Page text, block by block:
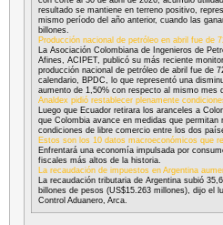
resultado se mantiene en terreno positivo,
mismo período del año anterior, cuando las
billones.
Producción nacional de petróleo en abril fue de
La Asociación Colombiana de Ingenieros de
Afines, ACIPET, publicó su más reciente
producción nacional de petróleo de abril fue de
calendario, BPDC, lo que representó una
aumento de 1,50% con respecto al mismo mes
Analdex pidió restablecer plenamente
Luego que Ecuador retirara los aranceles a
que Colombia avance en medidas que permitan
condiciones de libre comercio entre los dos
Estos son los 10 datos macroeconómicos que
Enfrentará una economía impulsada por
fiscales más altos de la historia.
La recaudación de impuestos en Argentina
La recaudación tributaria de Argentina subió
billones de pesos (US$15.263 millones), dijo el
Control Aduanero, Arca.